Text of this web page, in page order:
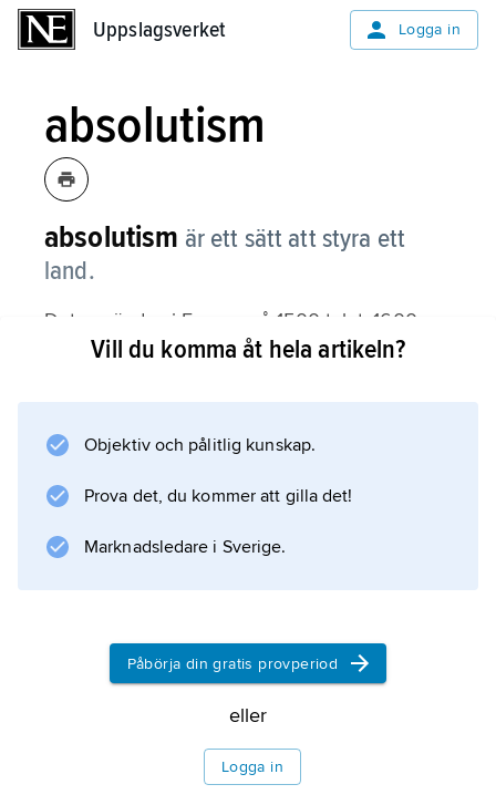
Uppslagsverket Logga in
absolutism
absolutism är ett sätt att styra ett
land.
Det användes i Europa på 1500-talet, 1600-
talet och 1700-talet och innebar att kungen,
hade all makt i landet. Fursten beslutade själv
Tidigare hade adelsmännen haft mycket att
Härskare med absolut
Vill du komma åt hela artikeln?
Objektiv och pålitlig kunskap.
Prova det, du kommer att gilla det!
Marknadsledare i Sverige.
Påbörja din gratis provperiod
eller
Logga in